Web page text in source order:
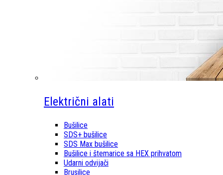
Električni alati
Bušilice
SDS+ bušilice
SDS Max bušilice
Bušilice i štemarice sa HEX prihvatom
Udarni odvijači
Brusilice